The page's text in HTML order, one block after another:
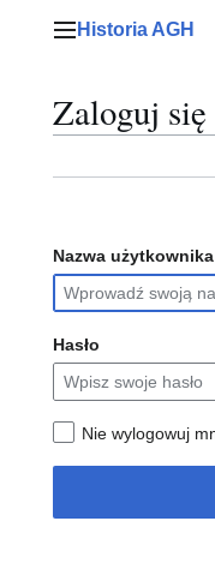
Menu główne
Historia AGH
Zaloguj się
Nazwa użytkownika
Hasło
Nie wylogowuj